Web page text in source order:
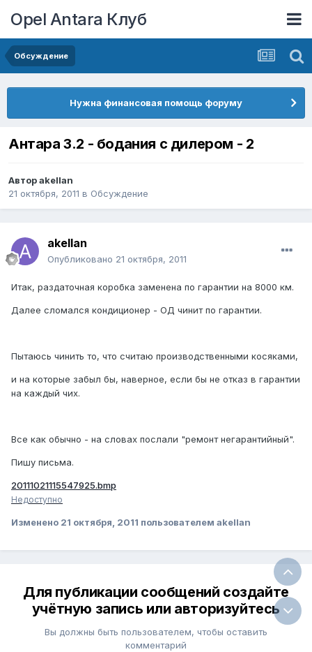
Opel Antara Клуб
Обсуждение
Нужна финансовая помощь форуму
Антара 3.2 - бодания с дилером - 2
Авторakellan
21 октября, 2011 в Обсуждение
akellan
Опубликовано 21 октября, 2011
Итак, раздаточная коробка заменена по гарантии на 8000 км.
Далее сломался кондиционер - ОД чинит по гарантии.
Пытаюсь чинить то, что считаю производственными косяками,
и на которые забыл бы, наверное, если бы не отказ в гарантии
на каждый чих.
Все как обычно - на словах послали "ремонт негарантийный".
Пишу письма.
20111021115547925.bmp
Недоступно
Изменено 21 октября, 2011 пользователем akellan
Для публикации сообщений создайте
учётную запись или авторизуйтесь
Вы должны быть пользователем, чтобы оставить
комментарий